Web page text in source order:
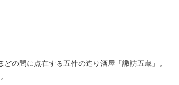
の間に点在する五件の造り酒屋「諏訪五蔵」。